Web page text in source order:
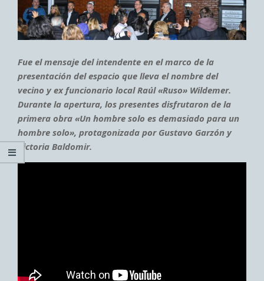
Fue el mensaje del intendente en el marco de la
presentación del espacio que lleva el nombre del
vecino y ex funcionario local Raúl «Ruso» Wildemer.
Durante la apertura, los presentes disfrutaron de la
primera obra «Un hombre solo es demasiado para un
hombre solo», protagonizada por Gustavo Garzón y
Victoria Baldomir.